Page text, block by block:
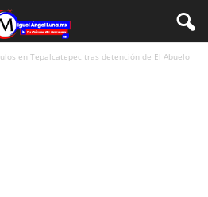
en Tepalcatepec tras detención de El Abuelo